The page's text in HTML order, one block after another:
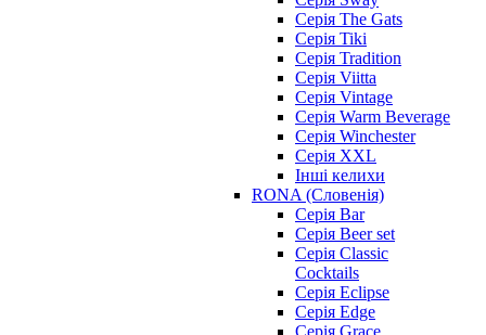
Серія The Gats
Серія Tiki
Серія Tradition
Серія Viitta
Серія Vintage
Серія Warm Beverage
Серія Winchester
Серія XXL
Інші келихи
RONA (Словенія)
Серія Bar
Серія Beer set
Серія Classic
Cocktails
Серія Eclipse
Серія Edge
Серія Grace